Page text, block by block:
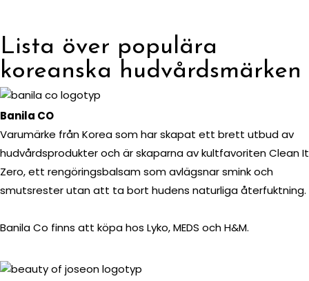
Lista över populära
koreanska hudvårdsmärken
Banila CO
Varumärke från Korea som har skapat ett brett utbud av
hudvårdsprodukter och är skaparna av kultfavoriten Clean It
Zero, ett rengöringsbalsam som avlägsnar smink och
smutsrester utan att ta bort hudens naturliga återfuktning.
Banila Co finns att köpa hos Lyko, MEDS och H&M.